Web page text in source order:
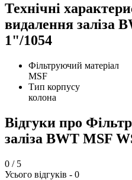
Технічні
видалення заліза
1"/1054
Фільтруючий матеріал
MSF
Тип корпусу
колона
Відгуки про
заліза BWT MSF
0 / 5
Усього відгуків - 0